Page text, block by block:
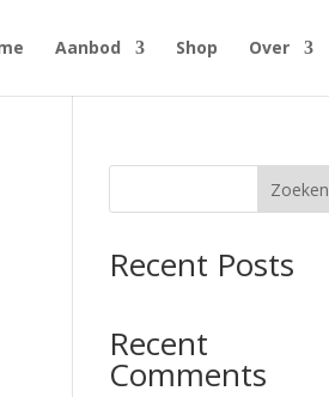
Aanbod Shop Over
Zoeken
Recent Posts
Recent
Comments